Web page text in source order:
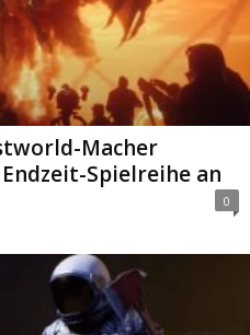
Macher
Spielreihe an
0